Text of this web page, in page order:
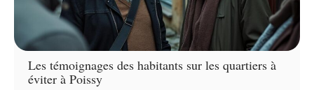
Les témoignages des habitants sur les quartiers à
éviter à Poissy